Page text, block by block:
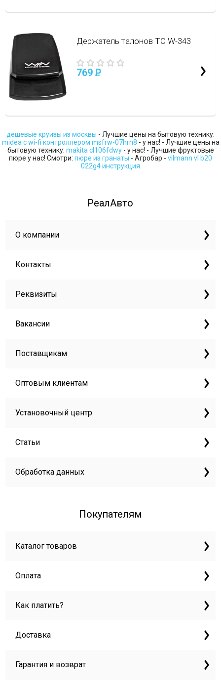
Держатель талонов ТО W-343
769 P
дешевые круизы из москвы - Лучшие цены на бытовую технику:
midea с wi-fi контроллером msfrw-07hrn8 - у нас! - Лучшие цены на
бытовую технику: makita cl106fdwy- у нас! - Лучшие фруктовые
пюре у нас! Смотри: пюре из гранаты - Агробар - vilmann vl b20
022g4 инструкция
РеалАвто
О компании
Контакты
Реквизиты
Вакансии
Поставщикам
Оптовым клиентам
Установочный центр
Статьи
Обработка данных
Покупателям
Каталог товаров
Оплата
Как платить?
Доставка
Гарантия и возврат